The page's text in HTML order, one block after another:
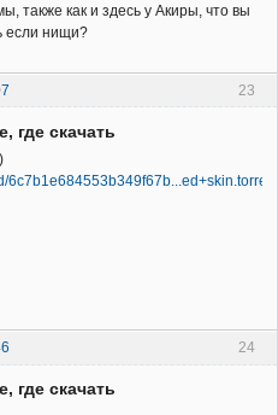
также как и здесь у Акиры, что вы
если нищи?
23
где скачать
6c7b1e684553b349f67b...ed+skin.torrent
24
где скачать